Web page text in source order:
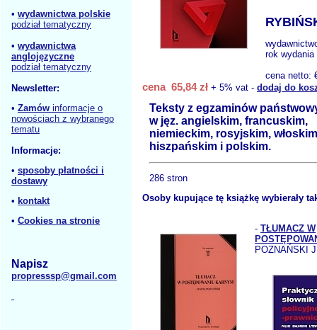
• wydawnictwa polskie
podział tematyczny
• wydawnictwa
anglojęzyczne
podział tematyczny
Newsletter:
• Zamów informacje o
nowościach z wybranego
tematu
Informacje:
• sposoby płatności i
dostawy
• kontakt
• Cookies na stronie
Napisz
propresssp@gmail.com
rok wydania
cena netto:
cena 65,84 zł + 5% vat - dodaj do
Teksty z egzaminów
w jęz. angielskim, francuskim,
niemieckim, rosyjskim,
hiszpańskim i polskim.
286 stron
Osoby kupujące tę książkę wybierały
- TŁUMACZ W
POZNAŃSKI